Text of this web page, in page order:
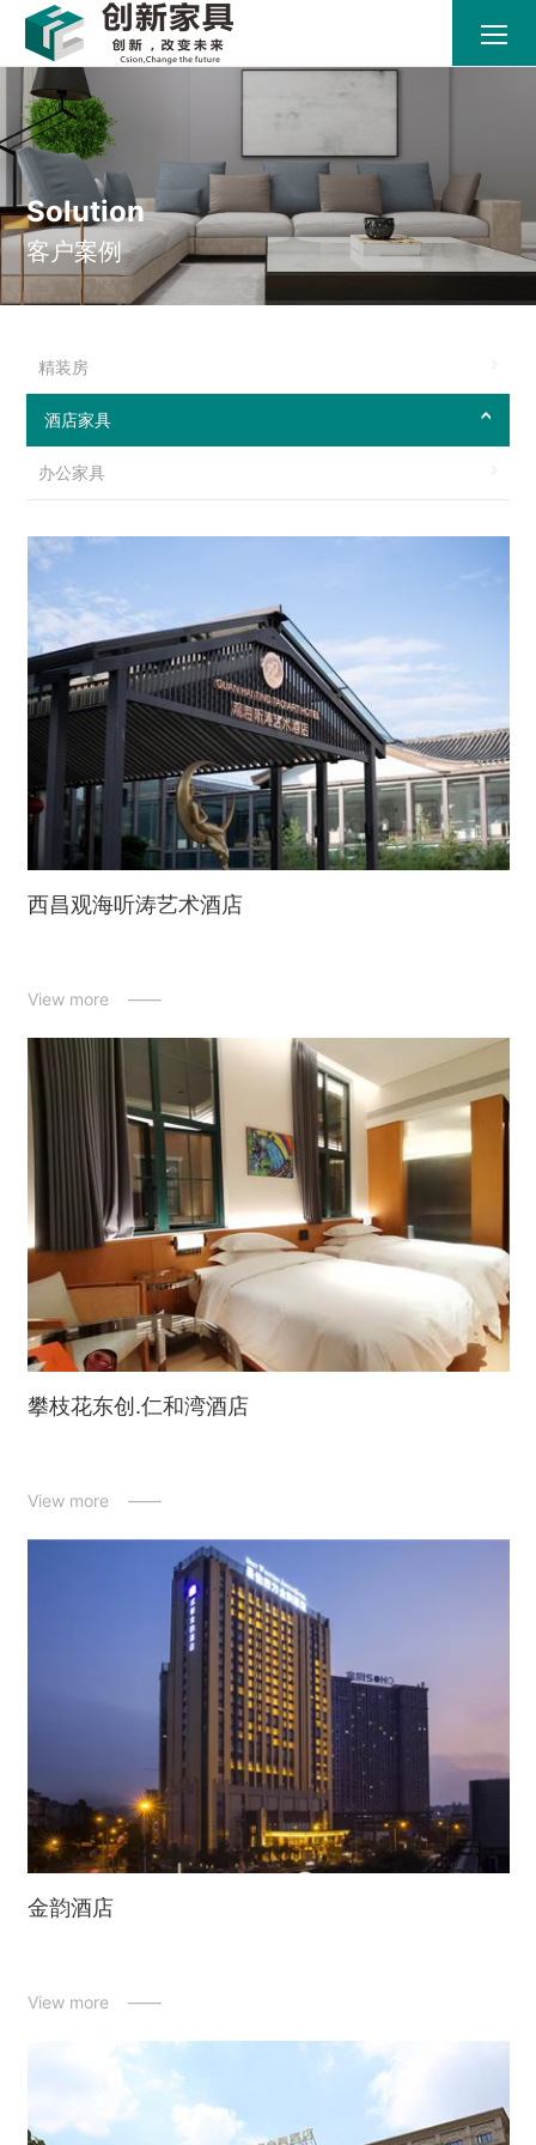
Solution
客户案例
精装房
酒店家具
办公家具
西昌观海听涛艺术酒店
View more ——
攀枝花东创.仁和湾酒店
View more ——
金韵酒店
View more ——